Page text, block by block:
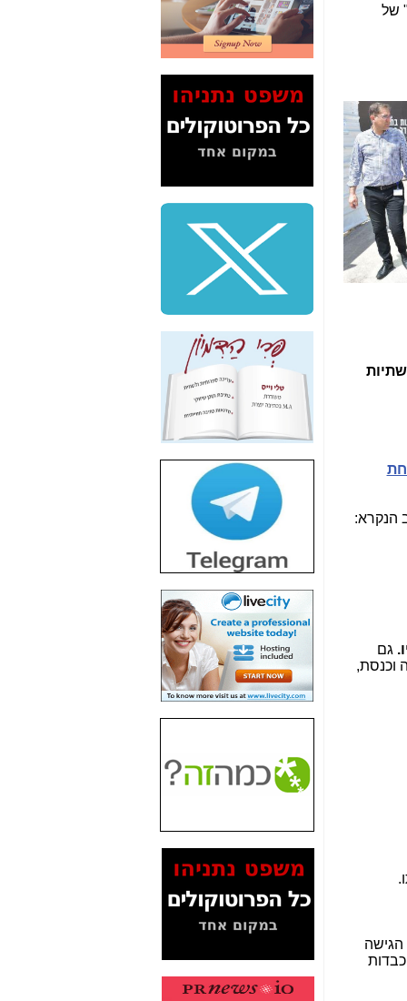
" של
הנקרא:
גם
וכנסת,
כבדות
2" על תעלולי השר
משה כחלון -כאן
המשך חשיפת הבלוף
ששמו "מהפיכת
הסלולר" ואיך מסרסים
את הנתונים לציבור -
כאן
סיכום ביקור בסיליקון
משקיעות ומפתחות
באותם תחומים -כאן
שלמה פילבר (עד
לאחרונה מנכ"ל משרד
התקשורת) - עד
מדינה? הצחקתם
"יש אפליה בחקירה"?
חשיפה: למה השר
משה כחלון לא נחקר
עד היום? -
כאן
חשיפת חשד לשחיתות
הדומה לזו של "תיק
הסלולר -כאן
חשיפת מה שלא
רוצים שתדעו בעניין
פריסת אנלימיטד
(בניחוח בלתי נסבל) -
כאן
חשיפה: איוב קרא
אישר לקבוצת סלקום
בדיוק מה שביבי אישר
כאן
האם השר איוב קרא
היה צריך בכלל לחתום
האם ביבי וקרא קבלו
בכלל תמורה עבור
ההטבות הרגולטוריות
המסמכים בנושא בזק-
Yes (תיק 4000)
מוכיחים "תפירת תיק"
לאיש הלא נכון! -כאן
עובדות ומסמכים
האם ביבי כשר
תקשורת עזר לקב'
בזק? -כאן